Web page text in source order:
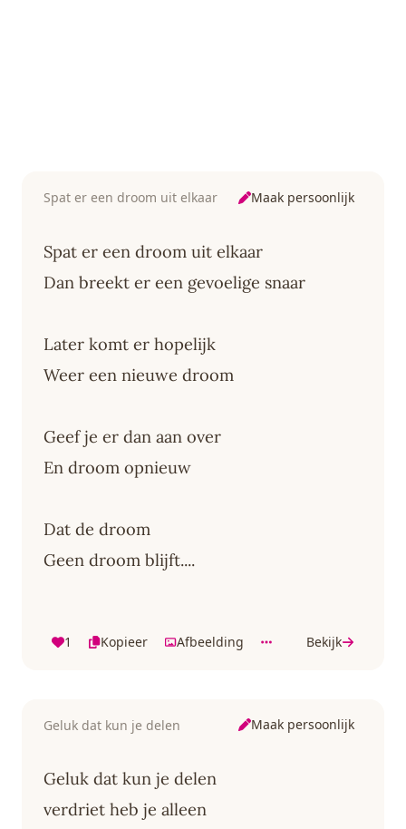
Spat er een droom uit elkaar Maak persoonlijk
Spat er een droom uit elkaar
Dan breekt er een gevoelige snaar
Later komt er hopelijk
Weer een nieuwe droom
Geef je er dan aan over
En droom opnieuw
Dat de droom
Geen droom blijft....
1 Kopieer Afbeelding Bekijk
Geluk dat kun je delen Maak persoonlijk
Geluk dat kun je delen
verdriet heb je alleen